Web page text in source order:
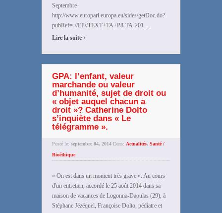
Septembre
http://www.europarl.europa.eu/sides/getDoc.do?
pubRef=-//EP//TEXT+TA+P8-TA-201 ...
Lire la suite ›
GPA: l’enfant, valeur
marchande ou valeur
d’humanité, sujet de droit ou
« objet auquel chacun a
droit »? Catherine Dolto
s’inquiète dans « Le
télégramme ».
Posté le: septembre 04, 2014 Dans: Actualités, Santé /
Bioéthique
« On est dans un moment très grave ». Au cours
d'un entretien, accordé le 25 août 2014 dans sa
maison de vacances de Logonna-Daoulas (29), à
Stéphane Jézéquel, Françoise Dolto, pédiatre et